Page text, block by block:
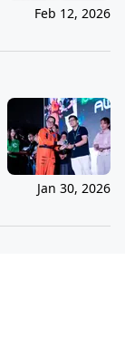
Feb 12, 2026
Jan 30, 2026